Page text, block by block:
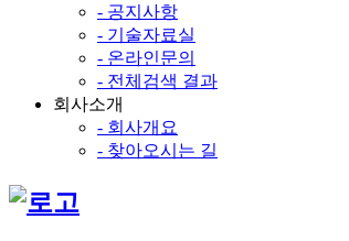
- 공지사항
- 기술자료실
- 온라인문의
- 전체검색 결과
회사소개
- 회사개요
- 찾아오시는 길